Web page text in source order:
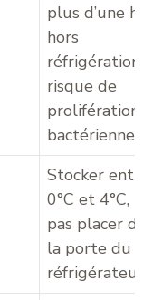
plus d’une
hors
réfrigération,
risque de
prolifération
bactérienne
Stocker entre
0°C et 4°C, ne
pas placer dans
la porte du
réfrigérateur